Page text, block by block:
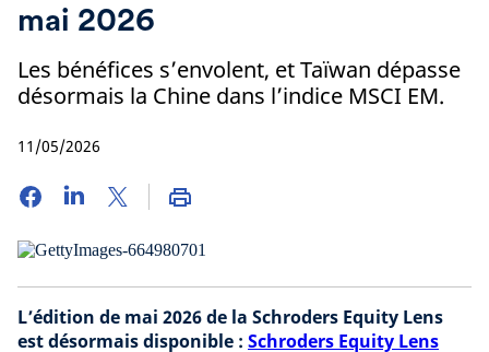
mai 2026
Les bénéfices s’envolent, et Taïwan dépasse
désormais la Chine dans l’indice MSCI EM.
11/05/2026
L’édition de mai 2026 de la Schroders Equity Lens
est désormais disponible : Schroders Equity Lens